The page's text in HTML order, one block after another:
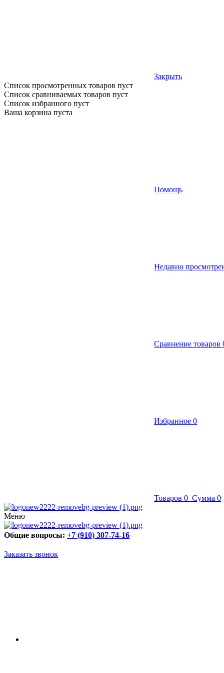
Закрыть
Список просмотренных товаров пуст
Список сравниваемых товаров пуст
Список избранного пуст
Ваша корзина пуста
Помощь
Недавно
Сравнение товаров
Избранное 0
Товаров 0 Сумма 0
Меню
Общие вопросы: +7 (910) 307-74-16
Заказать звонок